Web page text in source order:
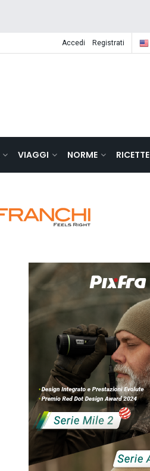
Accedi Registrati
VIAGGI NORME RICETTE